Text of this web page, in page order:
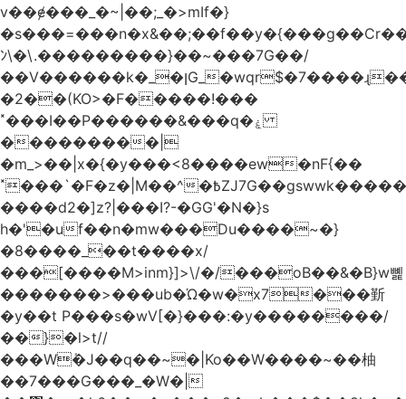
v��ɇ���_�~|��;_�>mIf�}
ﾝ\�\.���������}��~���7G��/
��V������k�_�ןG_�wqr$�7����ɻ��-
�2��(KO>�F�����!���
˟���I��P������&���q�ۼ
���������|
�m_>��|x�{�y���<8����ew�nF{��
˟���`�F�z�|M��^�߿ZJ7G��gswwk������j��
����d2�]z?|���I?-�GG'�N�}s
h�'�uf��n�mw���Du����~�}
�8����_��t����x/
���[����M>inm}]>\/�/���oB��&�B}w뼱
�������>���ub�Ώ�w�x7���斳
�y��t P���s�wV[�}���:�y��������/
��}�l>t//
���Wٝ�J��q��~�|Ko��W����~��柚
��7���G���_�W�|